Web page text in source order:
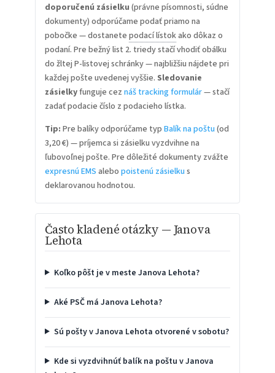
doporučenú zásielku (právne písomnosti, súdne
dokumenty) odporúčame podať priamo na
pobočke — dostanete podací lístokako dôkaz o
podaní. Pre bežný list 2. triedy stačí vhodiť obálku
do žltej P-listovej schránky — najbližšiu nájdete pri
každej pošte uvedenej vyššie. Sledovanie
zásielkyfunguje cez náš tracking formulár— stačí
zadať podacie číslo z podacieho lístka.
Tip: Pre balíky odporúčame typ Balík na poštu (od
3,20 €) — príjemca si zásielku vyzdvihne na
ľubovoľnej pošte. Pre dôležité dokumenty zvážte
expresnú EMS alebo poistenú zásielku s
deklarovanou hodnotou.
Často kladené otázky — Janova
Lehota
Koľko pôšt je v meste Janova Lehota?
Aké PSČ má Janova Lehota?
Sú pošty v Janova Lehota otvorené v sobotu?
Kde si vyzdvihnúť balík na poštu v Janova